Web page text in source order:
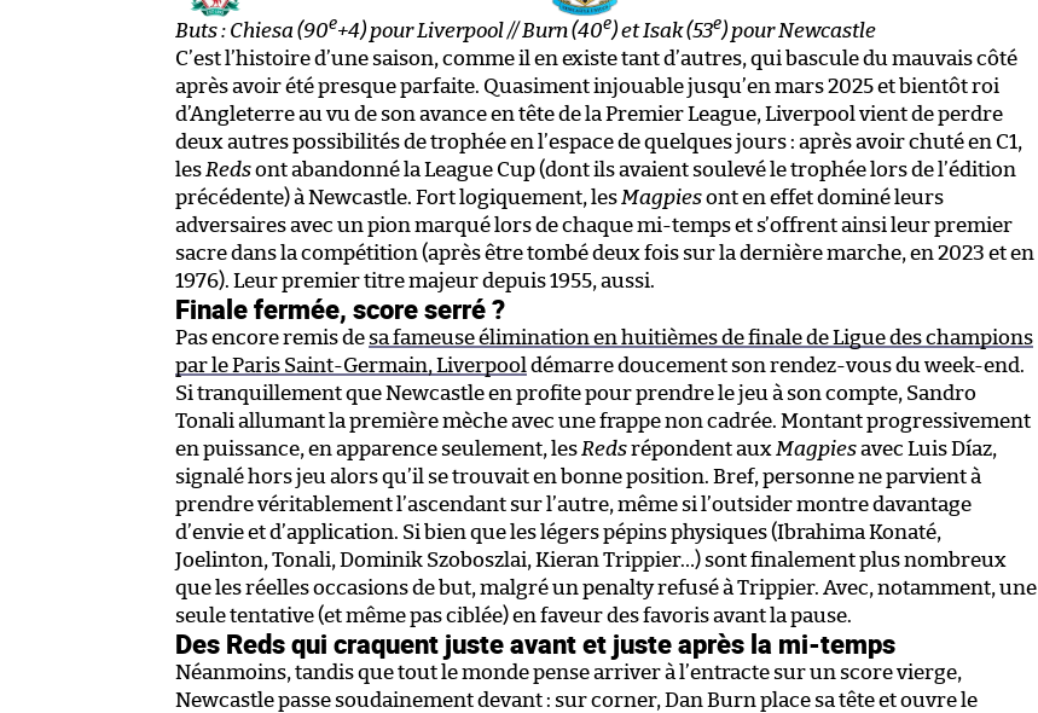
Buts : Chiesa (90e+4) pour Liverpool // Burn (40e) et Isak (53e) pour Newcastle
C’est l’histoire d’une saison, comme il en existe tant d’autres, qui bascule du mauvais côté
après avoir été presque parfaite. Quasiment injouable jusqu’en mars 2025 et bientôt roi
d’Angleterre au vu de son avance en tête de la Premier League, Liverpool vient de perdre
deux autres possibilités de trophée en l’espace de quelques jours : après avoir chuté en C1,
les Redsont abandonné la League Cup (dont ils avaient soulevé le trophée lors de l’édition
précédente) à Newcastle. Fort logiquement, les Magpiesont en effet dominé leurs
adversaires avec un pion marqué lors de chaque mi-temps et s’offrent ainsi leur premier
sacre dans la compétition (après être tombé deux fois sur la dernière marche, en 2023 et en
1976). Leur premier titre majeur depuis 1955, aussi.
Finale fermée, score serré ?
Pas encore remis de sa fameuse élimination en huitièmes de finale de Ligue des champions
par le Paris Saint-Germain, Liverpool démarre doucement son rendez-vous du week-end.
Si tranquillement que Newcastle en profite pour prendre le jeu à son compte, Sandro
Tonali allumant la première mèche avec une frappe non cadrée. Montant progressivement
en puissance, en apparence seulement, les Redsrépondent aux Magpiesavec Luis Díaz,
signalé hors jeu alors qu’il se trouvait en bonne position. Bref, personne ne parvient à
prendre véritablement l’ascendant sur l’autre, même si l’outsider montre davantage
d’envie et d’application. Si bien que les légers pépins physiques (Ibrahima Konaté,
Joelinton, Tonali, Dominik Szoboszlai, Kieran Trippier…) sont finalement plus nombreux
que les réelles occasions de but, malgré un penalty refusé à Trippier. Avec, notamment, une
seule tentative (et même pas ciblée) en faveur des favoris avant la pause.
Des Reds qui craquent juste avant et juste après la mi-temps
Néanmoins, tandis que tout le monde pense arriver à l’entracte sur un score vierge,
Newcastle passe soudainement devant : sur corner, Dan Burn place sa tête et ouvre le